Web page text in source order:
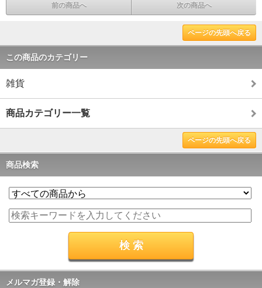
前の商品へ 次の商品へ
ページの先頭へ戻る
この商品のカテゴリー
雑貨
商品カテゴリー一覧
ページの先頭へ戻る
商品検索
メルマガ登録・解除